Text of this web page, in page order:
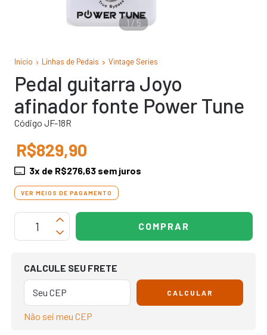
1/ 5
Início Linhas de Pedais Vintage Series
Pedal guitarra Joyo
afinador fonte Power Tune
Código JF-18R
R$829,90
3x de R$276,63 sem juros
VER MEIOS DE PAGAMENTO
OPÇÕES DE FRETE
CALCULE SEU FRETE
CALCULAR
Não sei meu CEP